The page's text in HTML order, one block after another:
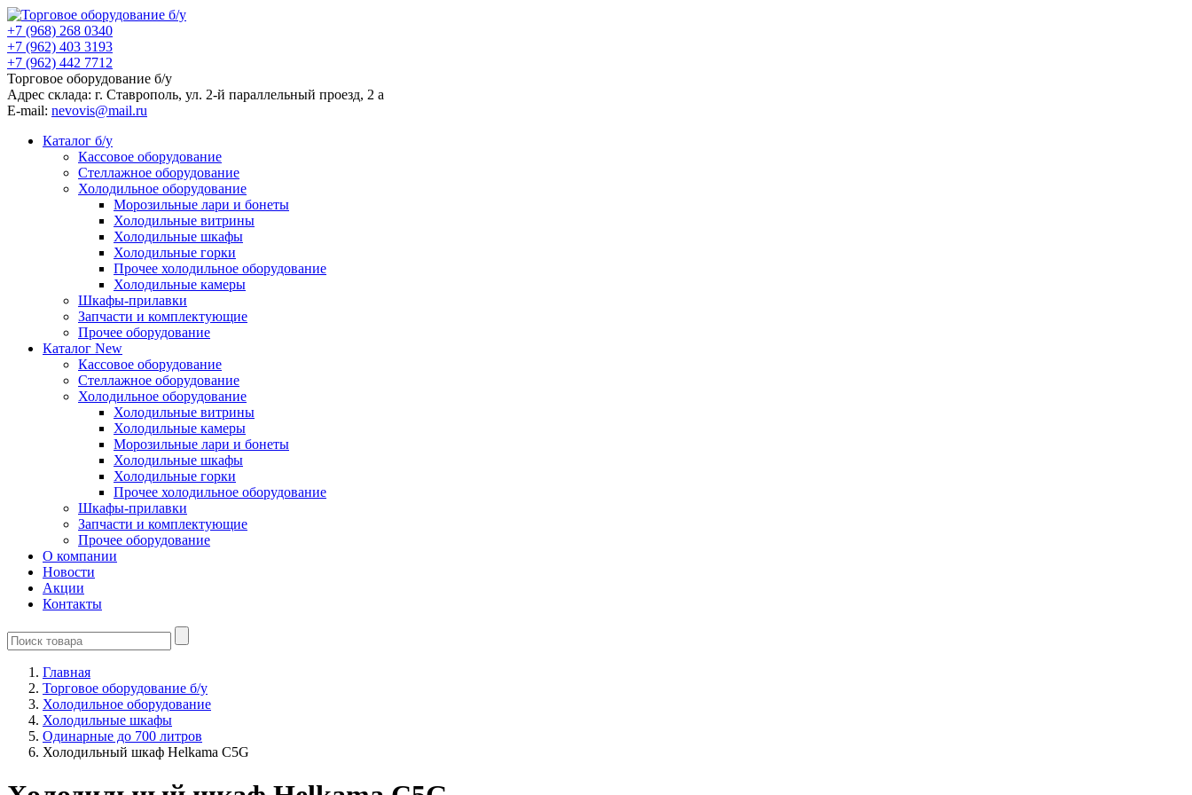
+7 (968) 268 0340
+7 (962) 403 3193
+7 (962) 442 7712
Торговое оборудование б/у
Адрес склада: г. Ставрополь, ул. 2-й параллельный проезд, 2 a
E-mail: nevovis@mail.ru
Каталог б/у
Кассовое оборудование
Стеллажное оборудование
Холодильное оборудование
Морозильные лари и бонеты
Холодильные витрины
Холодильные шкафы
Холодильные горки
Прочее холодильное оборудование
Холодильные камеры
Шкафы-прилавки
Запчасти и комплектующие
Прочее оборудование
Каталог New
Кассовое оборудование
Стеллажное оборудование
Холодильное оборудование
Холодильные витрины
Холодильные камеры
Морозильные лари и бонеты
Холодильные шкафы
Холодильные горки
Прочее холодильное оборудование
Шкафы-прилавки
Запчасти и комплектующие
Прочее оборудование
О компании
Новости
Акции
Контакты
Главная
Торговое оборудование б/у
Холодильное оборудование
Холодильные шкафы
Одинарные до 700 литров
Холодильный шкаф Helkama C5G